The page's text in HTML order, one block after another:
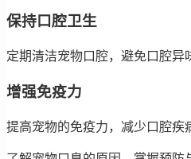
保持口腔卫生
定期清洁宠物口腔，避免口腔异
增强免疫力
提高宠物的免疫力，减少口腔疾